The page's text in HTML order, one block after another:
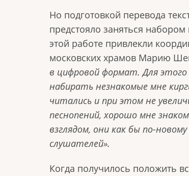
Но подготовкой перевода
предстояло заняться
этой работе привлекли
московских храмов Марию
в цифровой формат. Для
набирать незнакомые мне
читались и при этом не
песнопений, хорошо мне
взглядом, они как бы по-
слушателей».
Когда получилось положить